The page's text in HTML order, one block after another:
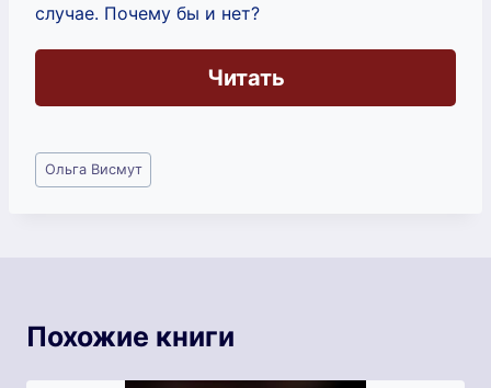
случае. Почему бы и нет?
Читать
Метки
записи:
Ольга Висмут
Похожие книги